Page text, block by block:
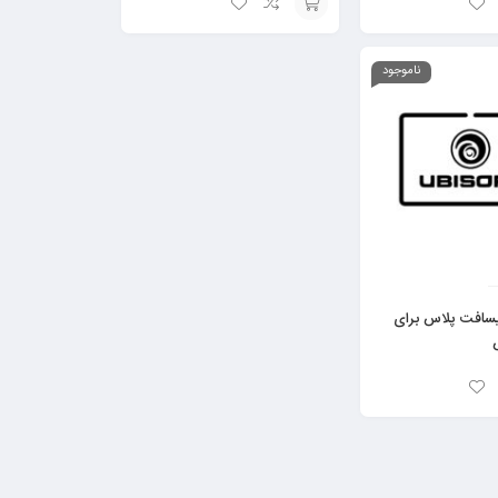
به رایگان دانلود کنید.
ناموجود
پلاس برای